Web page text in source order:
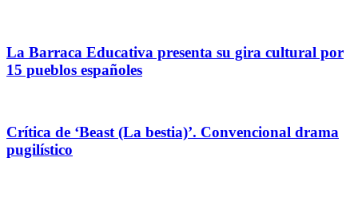
La Barraca Educativa presenta su gira cultural por
15 pueblos españoles
Crítica de ‘Beast (La bestia)’. Convencional drama
pugilístico